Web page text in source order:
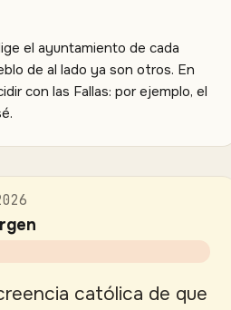
el ayuntamiento de cada
de al lado ya son otros. En
con las Fallas: por ejemplo, el
católica de que